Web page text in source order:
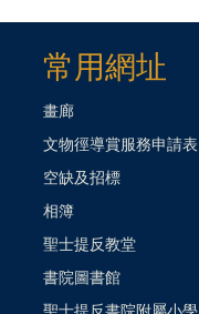
常用網址
畫廊
文物徑導賞服務申請表
空缺及招標
相簿
聖士提反教堂
書院圖書館
聖士提反書院附屬小學